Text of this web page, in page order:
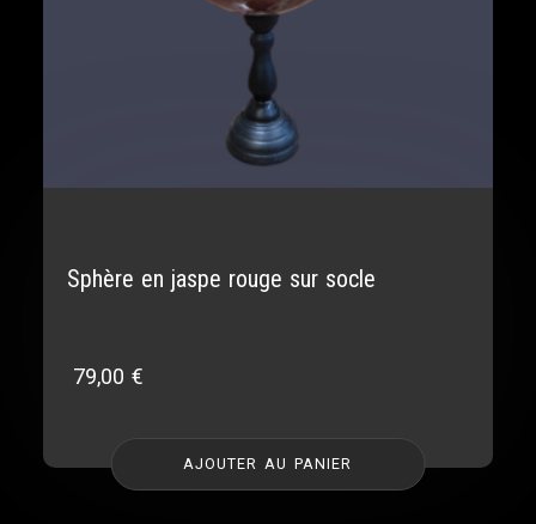
Sphère en jaspe rouge sur socle
79,00€
AJOUTER AU PANIER